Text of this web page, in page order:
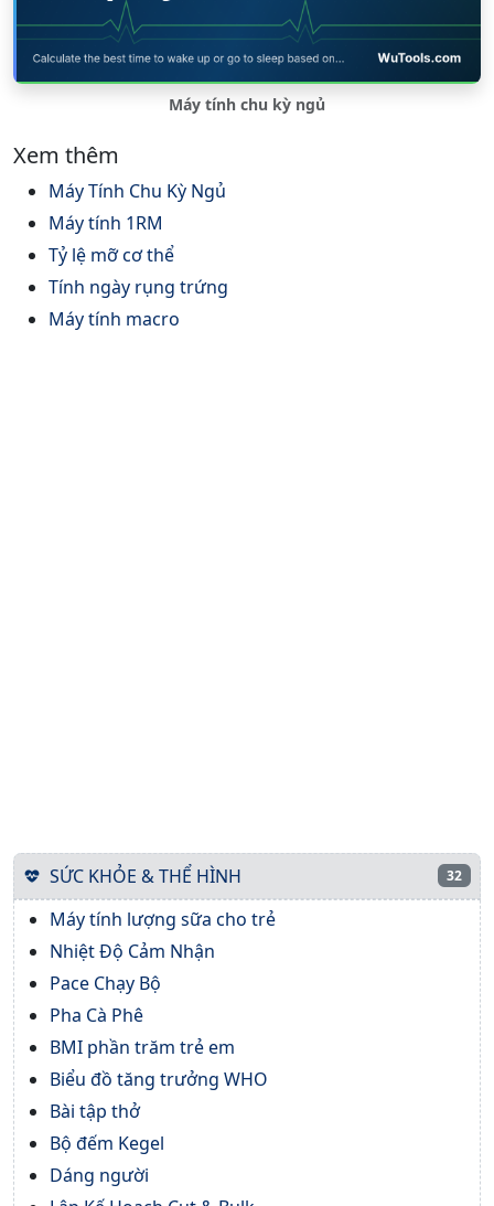
Máy tính chu kỳ ngủ
Xem thêm
Máy Tính Chu Kỳ Ngủ
Máy tính 1RM
Tỷ lệ mỡ cơ thể
Tính ngày rụng trứng
Máy tính macro
SỨC KHỎE & THỂ HÌNH 32
Máy tính lượng sữa cho trẻ
Nhiệt Độ Cảm Nhận
Pace Chạy Bộ
Pha Cà Phê
BMI phần trăm trẻ em
Biểu đồ tăng trưởng WHO
Bài tập thở
Bộ đếm Kegel
Dáng người